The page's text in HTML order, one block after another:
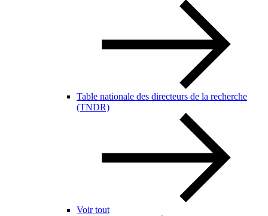
Table nationale des directeurs de la recherche
(TNDR)
Voir tout